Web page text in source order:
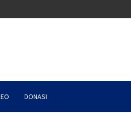
DONASI